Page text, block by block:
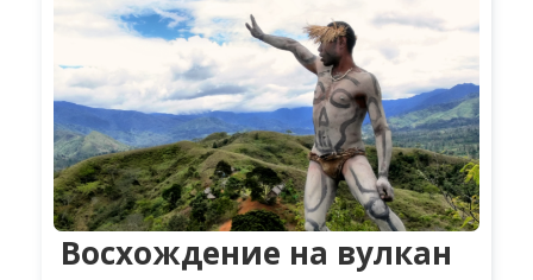
Восхождение на вулкан